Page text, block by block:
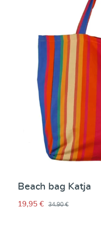
Beach bag Katja
19,95 € 34,90 €